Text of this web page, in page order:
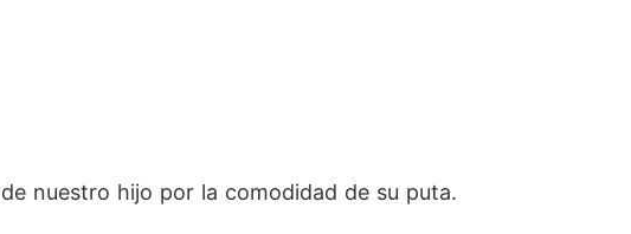
nuestro hijo por la comodidad de su puta.